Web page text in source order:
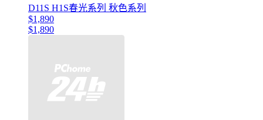
D11S H1S春光系列 秋色系列
$1,890
$1,890